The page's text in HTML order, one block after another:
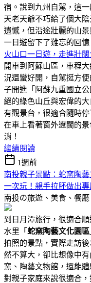
宿。說到九州自駕，這
天老天爺不巧給了個大
遺憾，但沿途壯麗的山
一日遊留下了難忘的回憶
火山口一日遊，走進壯
開車到阿蘇山區，車程
況還蠻好開，自駕挺方
子開進「阿蘇九重國立
絕的綠色山丘與宏偉的
有觀景台，很適合隨時
在車上看著窗外遼闊的
消！
繼續閱讀
1週前
南投親子景點：蛇窯陶
一次玩！親手拉胚做出專
南投の旅遊、美食、餐廳
到日月潭旅行，很適合
水里「 蛇窯陶藝文化園區
拍照的景點，實際走訪
然不算大，卻比想像中
窯、陶藝文物館，還能
對親子家庭來說很適合